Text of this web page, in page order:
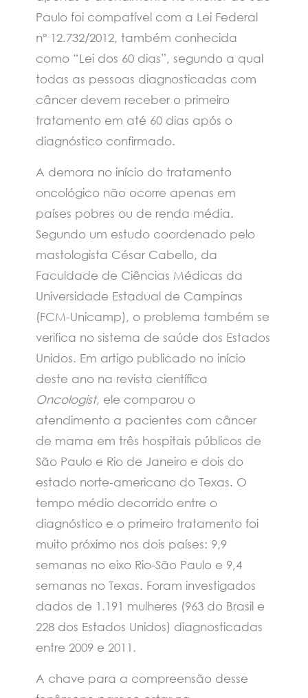
Paulo foi compatível com a Lei Federal
nº 12.732/2012, também conhecida
como “Lei dos 60 dias”, segundo a qual
todas as pessoas diagnosticadas com
câncer devem receber o primeiro
tratamento em até 60 dias após o
diagnóstico confirmado.
A demora no início do tratamento
oncológico não ocorre apenas em
países pobres ou de renda média.
Segundo um estudo coordenado pelo
mastologista César Cabello, da
Faculdade de Ciências Médicas da
Universidade Estadual de Campinas
(FCM-Unicamp), o problema também se
verifica no sistema de saúde dos Estados
Unidos. Em artigo publicado no início
deste ano na revista científica
Oncologist, ele comparou o
atendimento a pacientes com câncer
de mama em três hospitais públicos de
São Paulo e Rio de Janeiro e dois do
estado norte-americano do Texas. O
tempo médio decorrido entre o
diagnóstico e o primeiro tratamento foi
muito próximo nos dois países: 9,9
semanas no eixo Rio-São Paulo e 9,4
semanas no Texas. Foram investigados
dados de 1.191 mulheres (963 do Brasil e
228 dos Estados Unidos) diagnosticadas
entre 2009 e 2011.
A chave para a compreensão desse